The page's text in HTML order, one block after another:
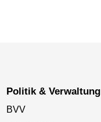
Politik & Verwaltung
BVV